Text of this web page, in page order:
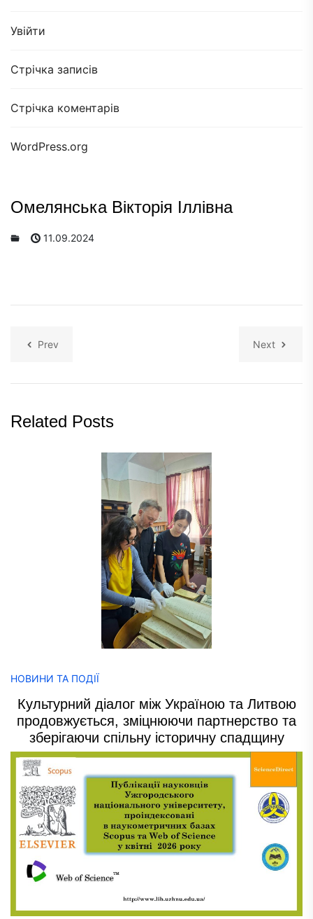
Увійти
Стрічка записів
Стрічка коментарів
WordPress.org
Омелянська Вікторія Іллівна
11.09.2024
Prev Next
Related Posts
НОВИНИ ТА ПОДІЇ
Культурний діалог між Україною та Литвою
продовжується, зміцнюючи партнерство та
зберігаючи спільну історичну спадщину